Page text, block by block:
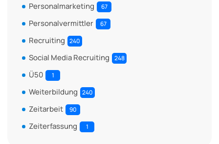
Personalmarketing 67
Personalvermittler 67
Recruiting 240
Social Media Recruiting 248
Ü50 1
Weiterbildung 240
Zeitarbeit 90
Zeiterfassung 1